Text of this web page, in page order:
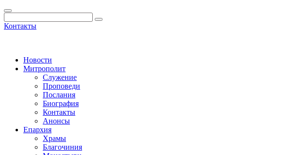
Контакты
Новости
Митрополит
Служение
Проповеди
Послания
Биография
Контакты
Анонсы
Епархия
Храмы
Благочиния